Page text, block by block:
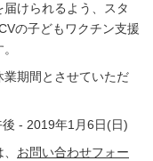
けられるよう、スタ
の子どもワクチン支援
業期間とさせていただ
‐ 2019年1月6日(日)
お問い合わせフォー